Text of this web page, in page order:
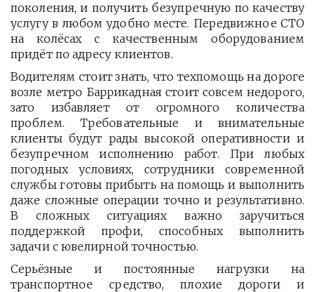
поколения, и получить безупречную по качеству
услугу в любом удобно месте. Передвижное СТО
на колёсах с качественным оборудованием
придёт по адресу клиентов.
Водителям стоит знать, что техпомощь на дороге
возле метро Баррикадная стоит совсем недорого,
зато избавляет от огромного количества
проблем. Требовательные и внимательные
клиенты будут рады высокой оперативности и
безупречном исполнению работ. При любых
погодных условиях, сотрудники современной
службы готовы прибыть на помощь и выполнить
даже сложные операции точно и результативно.
В сложных ситуациях важно заручиться
поддержкой профи, способных выполнить
задачи с ювелирной точностью.
Серьёзные и постоянные нагрузки на
транспортное средство, плохие дороги и